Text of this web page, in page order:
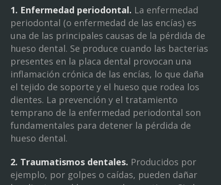
1. Enfermedad periodontal. La enfermedad
periodontal (o enfermedad de las encías) es
una de las principales causas de la pérdida de
hueso dental. Se produce cuando las bacterias
presentes en la placa dental provocan una
inflamación crónica de las encías, lo que daña
el tejido de soporte y el hueso que rodea los
dientes. La prevención y el tratamiento
temprano de la enfermedad periodontal son
fundamentales para detener la pérdida de
hueso dental.
2. Traumatismos dentales. Producidos por
ejemplo, por golpes o caídas, pueden dañar